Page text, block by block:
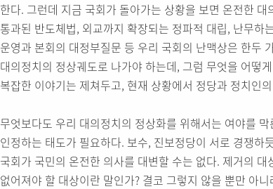
한다. 그런데 지금 국회가 돌아가는 상황을 보면 온전한
통과된 반도체법, 외교까지 확장되는 정파적 대립, 난무
운영과 본회의 대정부질문 등 우리 국회의 난맥상은 한두
대의정치의 정상궤도로 나가야 하는데, 그럼 무엇을 어떻
복잡한 이야기는 제쳐두고, 현재 상황에서 정당과 정치인
무엇보다도 우리 대의정치의 정상화를 위해서는 여야를
인정하는 태도가 필요하다. 보수, 진보정당이 서로 경쟁
국회가 국민의 온전한 의사를 대변할 수는 없다. 제거의
없어져야 할 대상이란 말인가? 결코 그렇지 않을 뿐만 아